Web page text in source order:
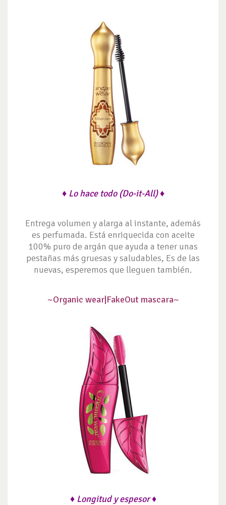
♦ Lo hace todo (Do-it-All) ♦
Entrega volumen y alarga al instante, además
es perfumada. Está enriquecida con aceite
100% puro de argán que ayuda a tener unas
pestañas más gruesas y saludables, Es de las
nuevas, esperemos que lleguen también.
~Organic wear|FakeOut mascara~
♦ Longitud y espesor ♦